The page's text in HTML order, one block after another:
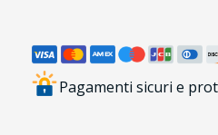
Pagamenti sicuri e